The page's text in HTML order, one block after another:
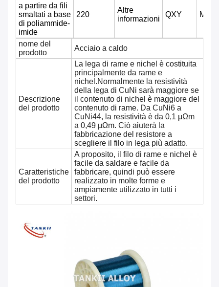
a partire da fili
smaltati a base
di poliammide-
imide
220
Altre
informazioni
QXY
nome del
prodotto
Acciaio a caldo
Descrizione
del prodotto
La lega di rame e nichel è costituita
principalmente da rame e
nichel.Normalmente la resistività
della lega di CuNi sarà maggiore se
il contenuto di nichel è maggiore del
contenuto di rame. Da CuNi6 a
CuNi44, la resistività è da 0,1 μΩm
a 0,49 μΩm. Ciò aiuterà la
fabbricazione del resistore a
scegliere il filo in lega più adatto.
Caratteristiche
del prodotto
A proposito, il filo di rame e nichel è
facile da saldare e facile da
fabbricare, quindi può essere
realizzato in molte forme e
ampiamente utilizzato in tutti i
settori.